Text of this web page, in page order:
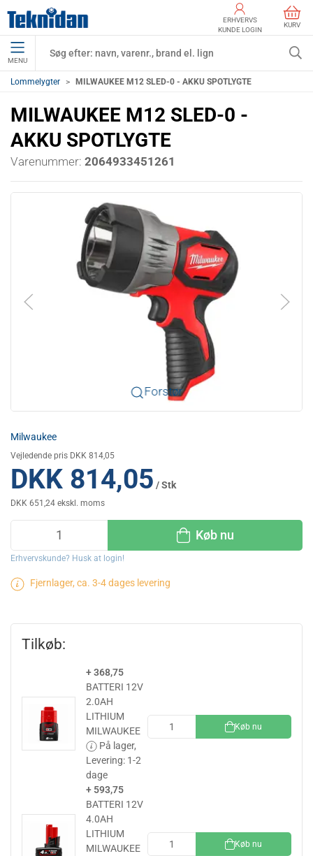
ERHVERVS
KUNDE LOGIN
KURV
MENU
Lommelygter MILWAUKEE M12 SLED-0 - AKKU SPOTLYGTE
MILWAUKEE M12 SLED-0 -
AKKU SPOTLYGTE
Varenummer: 2064933451261
Forstør
Milwaukee
Vejledende pris DKK 814,05
DKK 814,05 / Stk
DKK 651,24 ekskl. moms
Køb nu
Erhvervskunde? Husk at login!
Fjernlager, ca. 3-4 dages levering
Tilkøb:
+ 368,75
BATTERI 12V
2.0AH
LITHIUM
MILWAUKEE
På lager,
Levering: 1-2
dage
Køb nu
+ 593,75
BATTERI 12V
4.0AH
LITHIUM
MILWAUKEE
Køb nu